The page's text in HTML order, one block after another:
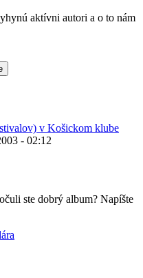
aktívni autori a o to nám
v Košickom klube
- 02:12
ste dobrý album? Napíšte